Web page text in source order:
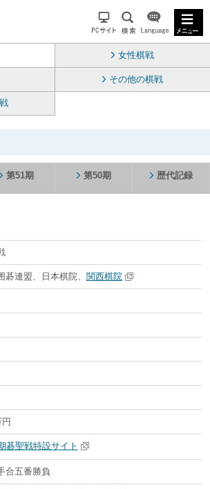
女性棋戦
その他の棋戦
第51期 第50期 歴代記録
碁連盟、日本棋院、 関西棋院
碁聖戦特設サイト
合五番勝負